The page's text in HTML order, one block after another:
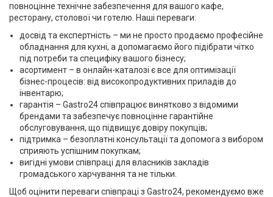
повноцінне технічне забезпечення для вашого кафе,
ресторану, столової чи готелю. Наші переваги:
досвід та експертність – ми не просто продаємо професійне
обладнання для кухні, а допомагаємо його підібрати чітко
під потреби та специфіку вашого бізнесу;
асортимент – в онлайн-каталозі є все для оптимізації
бізнес-процесів: від високопродуктивних приладів до
інвентарю;
гарантія – Gastro24 співпрацює винятково з відомими
брендами та забезпечує повноцінне гарантійне
обслуговування, що підвищує довіру покупців;
підтримка – безоплатні консультації та допомога з вибором
сприяють успішним покупкам;
вигідні умови співпраці для власників закладів
громадського харчування та не тільки.
Щоб оцінити переваги співпраці з Gastro24, рекомендуємо вже